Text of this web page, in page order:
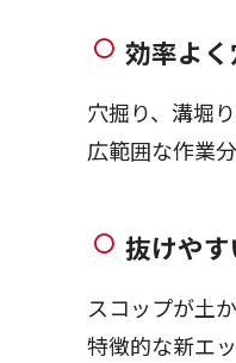
効率よく
穴掘り、溝堀
広範囲な作業
抜けやす
スコップが土
特徴的な新エッ